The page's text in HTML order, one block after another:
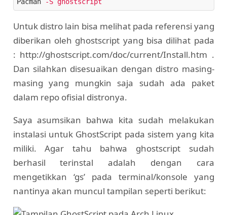
Untuk distro lain bisa melihat pada referensi yang
diberikan oleh ghostscript yang bisa dilihat pada
: http://ghostscript.com/doc/current/Install.htm .
Dan silahkan disesuaikan dengan distro masing-
masing yang mungkin saja sudah ada paket
dalam repo ofisial distronya.
Saya asumsikan bahwa kita sudah melakukan
instalasi untuk GhostScript pada sistem yang kita
miliki. Agar tahu bahwa ghostscript sudah
berhasil terinstal adalah dengan cara
mengetikkan ‘gs’ pada terminal/konsole yang
nantinya akan muncul tampilan seperti berikut: